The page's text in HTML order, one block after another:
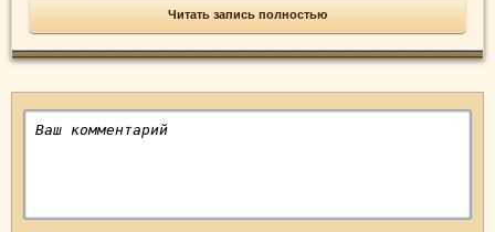
Читать запись полностью